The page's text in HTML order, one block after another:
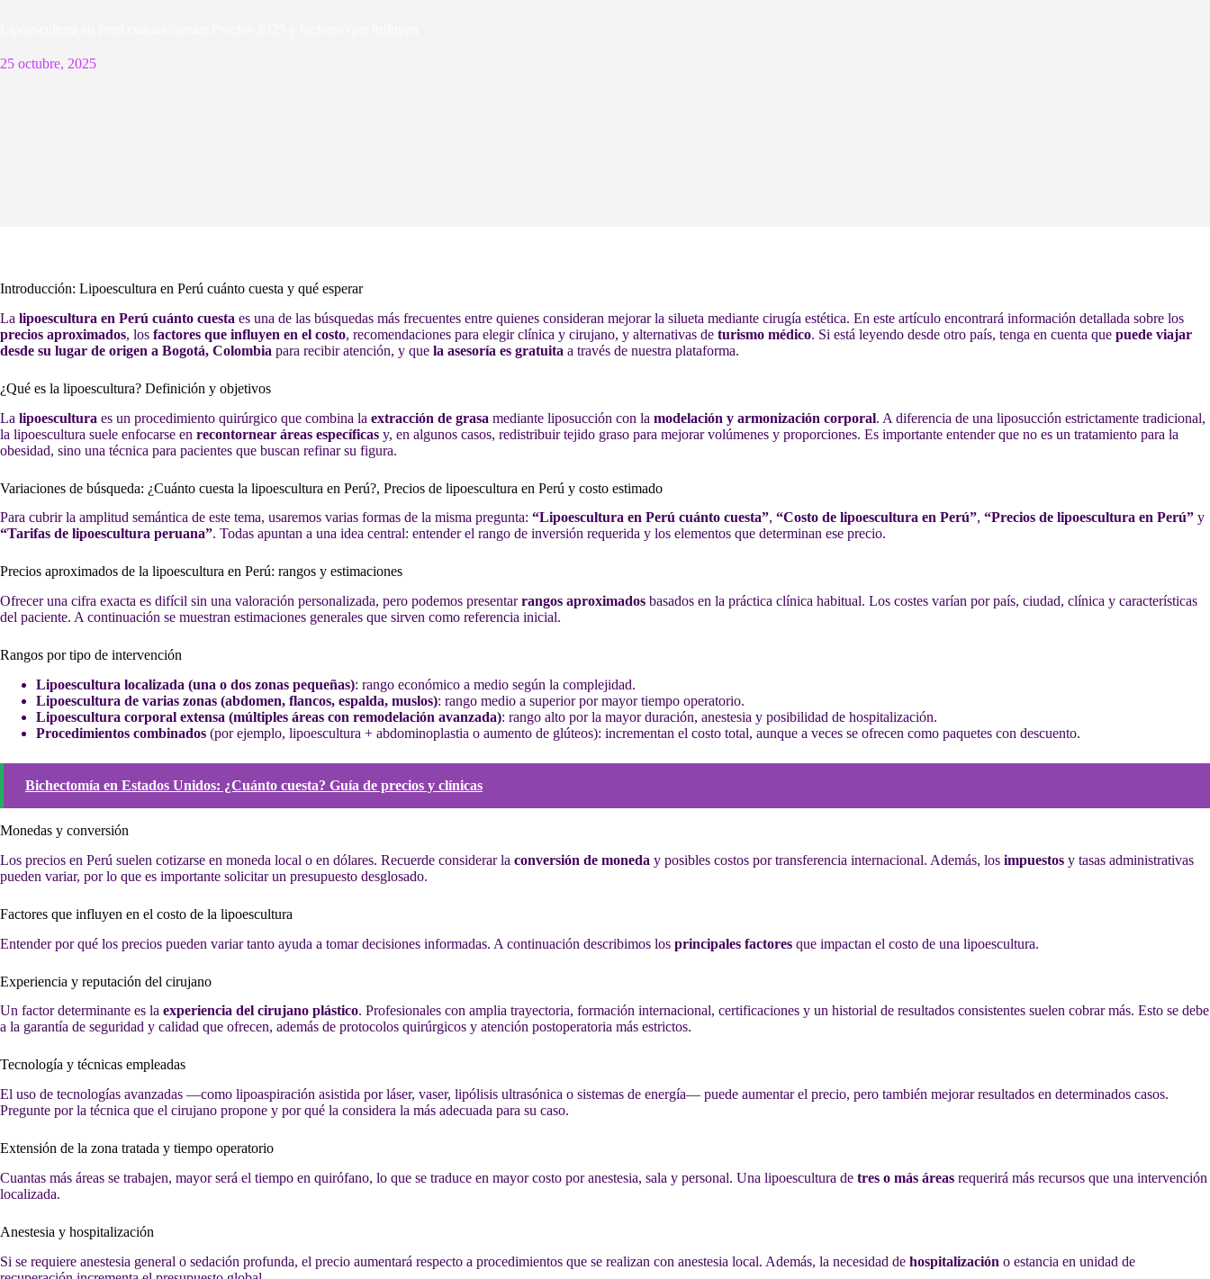
25 octubre, 2025
Introducción: Lipoescultura en Perú cuánto cuesta y qué esperar
La lipoescultura en Perú cuánto cuesta es una de las búsquedas más frecuentes entre quienes consideran mejorar la silueta mediante cirugía estética. En este artículo encontrará información detallada sobre los
precios aproximados, los factores que influyen en el costo, recomendaciones para elegir clínica y cirujano, y alternativas de turismo médico. Si está leyendo desde otro país, tenga en cuenta que puede viajar
desde su lugar de origen a Bogotá, Colombia para recibir atención, y que la asesoría es gratuita a través de nuestra plataforma.
¿Qué es la lipoescultura? Definición y objetivos
La lipoescultura es un procedimiento quirúrgico que combina la extracción de grasa mediante liposucción con la modelación y armonización corporal. A diferencia de una liposucción estrictamente tradicional,
la lipoescultura suele enfocarse en recontornear áreas específicas y, en algunos casos, redistribuir tejido graso para mejorar volúmenes y proporciones. Es importante entender que no es un tratamiento para la
obesidad, sino una técnica para pacientes que buscan refinar su figura.
Variaciones de búsqueda: ¿Cuánto cuesta la lipoescultura en Perú?, Precios de lipoescultura en Perú y costo estimado
Para cubrir la amplitud semántica de este tema, usaremos varias formas de la misma pregunta: “Lipoescultura en Perú cuánto cuesta”, “Costo de lipoescultura en Perú”, “Precios de lipoescultura en Perú” y
“Tarifas de lipoescultura peruana”. Todas apuntan a una idea central: entender el rango de inversión requerida y los elementos que determinan ese precio.
Precios aproximados de la lipoescultura en Perú: rangos y estimaciones
Ofrecer una cifra exacta es difícil sin una valoración personalizada, pero podemos presentarrangos aproximados basados en la práctica clínica habitual. Los costes varían por país, ciudad, clínica y características
del paciente. A continuación se muestran estimaciones generales que sirven como referencia inicial.
Rangos por tipo de intervención
Lipoescultura localizada (una o dos zonas pequeñas): rango económico a medio según la complejidad.
Lipoescultura de varias zonas (abdomen, flancos, espalda, muslos): rango medio a superior por mayor tiempo operatorio.
Lipoescultura corporal extensa (múltiples áreas con remodelación avanzada): rango alto por la mayor duración, anestesia y posibilidad de hospitalización.
Procedimientos combinados (por ejemplo, lipoescultura + abdominoplastia o aumento de glúteos): incrementan el costo total, aunque a veces se ofrecen como paquetes con descuento.
Bichectomía en Estados Unidos: ¿Cuánto cuesta? Guía de precios y clínicas
Monedas y conversión
Los precios en Perú suelen cotizarse en moneda local o en dólares. Recuerde considerar la conversión de moneda y posibles costos por transferencia internacional. Además, los impuestos y tasas administrativas
pueden variar, por lo que es importante solicitar un presupuesto desglosado.
Factores que influyen en el costo de la lipoescultura
Entender por qué los precios pueden variar tanto ayuda a tomar decisiones informadas. A continuación describimos los principales factores que impactan el costo de una lipoescultura.
Experiencia y reputación del cirujano
Un factor determinante es la experiencia del cirujano plástico. Profesionales con amplia trayectoria, formación internacional, certificaciones y un historial de resultados consistentes suelen cobrar más. Esto se debe
a la garantía de seguridad y calidad que ofrecen, además de protocolos quirúrgicos y atención postoperatoria más estrictos.
Tecnología y técnicas empleadas
El uso de tecnologías avanzadas —como lipoaspiración asistida por láser, vaser, lipólisis ultrasónica o sistemas de energía— puede aumentar el precio, pero también mejorar resultados en determinados casos.
Pregunte por la técnica que el cirujano propone y por qué la considera la más adecuada para su caso.
Extensión de la zona tratada y tiempo operatorio
Cuantas más áreas se trabajen, mayor será el tiempo en quirófano, lo que se traduce en mayor costo por anestesia, sala y personal. Una lipoescultura de tres o más áreas requerirá más recursos que una intervención
localizada.
Anestesia y hospitalización
Si se requiere anestesia general o sedación profunda, el precio aumentará respecto a procedimientos que se realizan con anestesia local. Además, la necesidad de hospitalización o estancia en unidad de